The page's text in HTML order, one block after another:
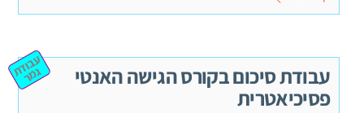
עבודת סיכום בקורס הגישה האנטי
פסיכיאטרית
ע
ב
וד
ת ג
מ
ר